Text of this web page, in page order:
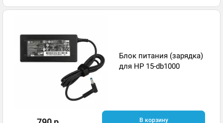
Блок питания (зарядка)
для HP 15-db1000
В корзину